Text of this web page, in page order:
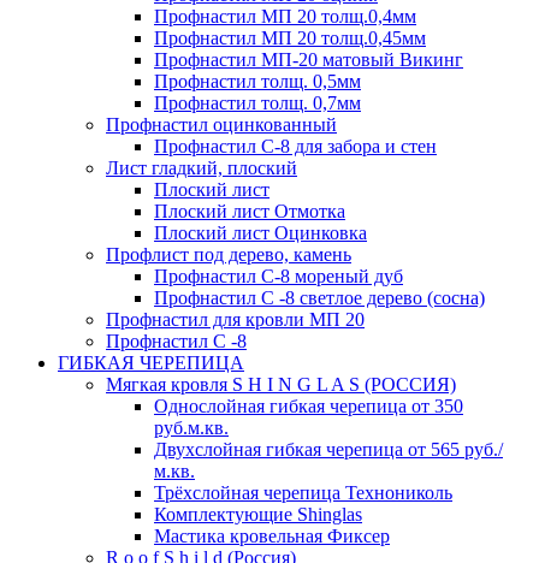
Профнастил МП 20 толщ.0,4мм
Профнастил МП 20 толщ.0,45мм
Профнастил МП-20 матовый Викинг
Профнастил толщ. 0,5мм
Профнастил толщ. 0,7мм
Профнастил оцинкованный
Профнастил С-8 для забора и стен
Лист гладкий, плоский
Плоский лист
Плоский лист Отмотка
Плоский лист Оцинковка
Профлист под дерево, камень
Профнастил С-8 мореный дуб
Профнастил С -8 светлое дерево (сосна)
Профнастил для кровли МП 20
Профнастил С -8
ГИБКАЯ ЧЕРЕПИЦА
Мягкая кровля S H I N G L A S (РОССИЯ)
Однослойная гибкая черепица от 350
руб.м.кв.
Двухслойная гибкая черепица от 565 руб./
м.кв.
Трёхслойная черепица Технониколь
Комплектующие Shinglas
Мастика кровельная Фиксер
R o o f S h i l d (Россия)